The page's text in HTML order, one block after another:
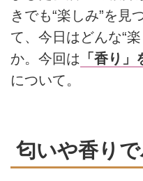
きでも“楽しみ”を見
て、今日はどんな“
か。今回は 「香り
について。
匂いや香り